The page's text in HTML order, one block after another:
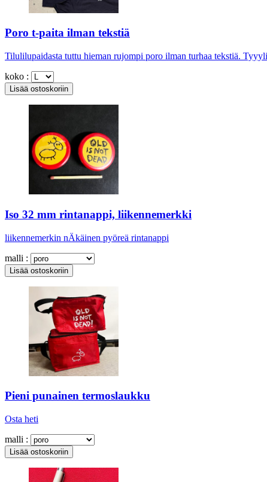
Poro t-paita ilman tekstiä
Tilulilupaidasta tuttu hieman rujompi poro ilman turhaa tekstiä.
koko :
Iso 32 mm rintanappi, liikennemerkki
liikennemerkin nÄkäinen pyöreä rintanappi
malli :
Pieni punainen termoslaukku
Osta heti
malli :